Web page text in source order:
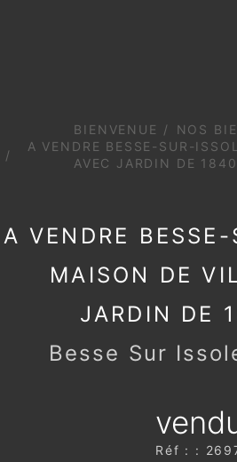
BIENVENUE
NOS
A VENDRE BESSE-SUR-
VILLE AVEC JARDIN DE
A VENDRE
ISSOLE,
AVEC JARDIN
Besse Sur
Réf : :